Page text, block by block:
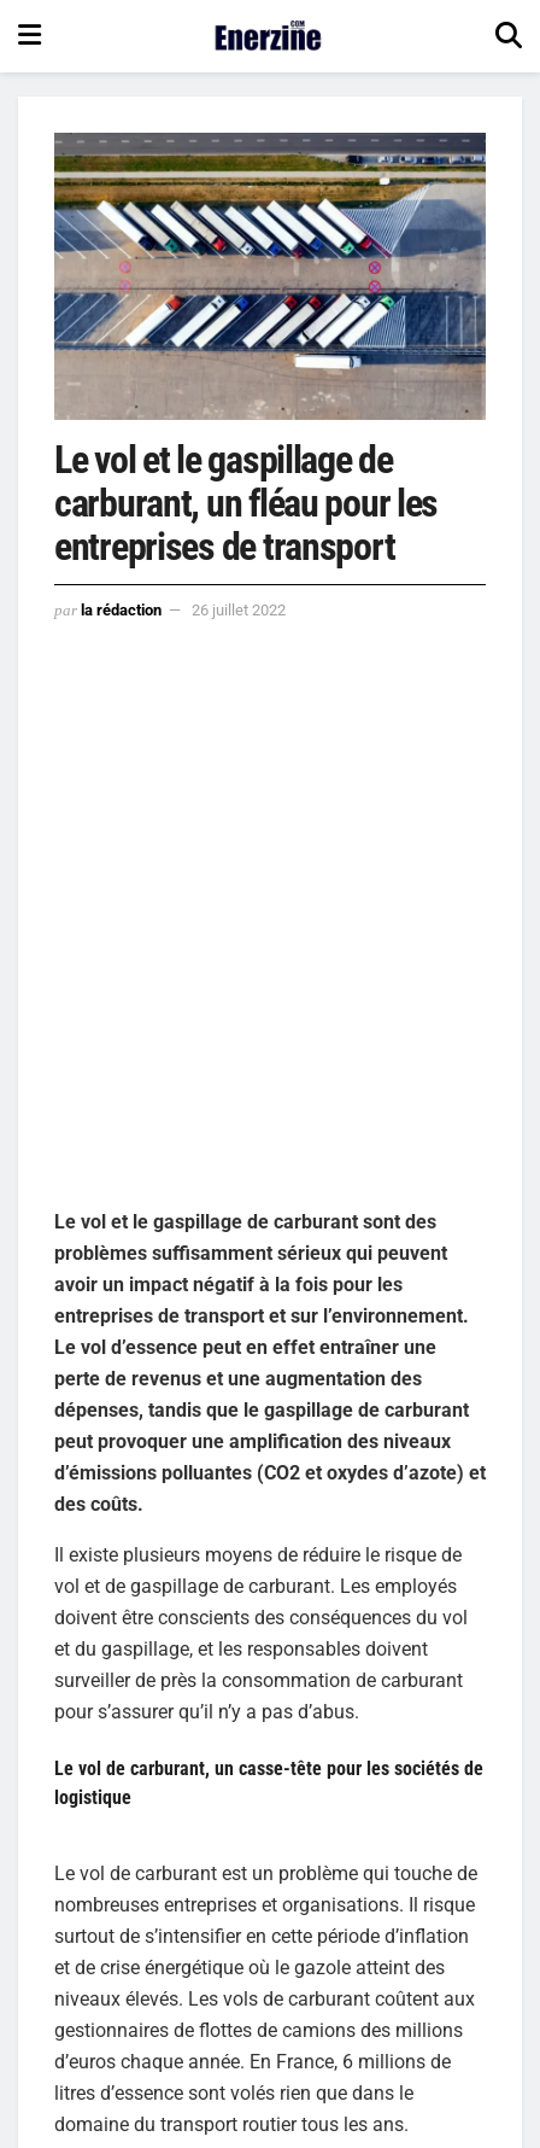
Le vol et le gaspillage de
carburant, un fléau pour les
entreprises de transport
par la rédaction 26 juillet 2022
Le vol et le gaspillage de carburant sont des
problèmes suffisamment sérieux qui peuvent
avoir un impact négatif à la fois pour les
entreprises de transport et sur l’environnement.
Le vol d’essence peut en effet entraîner une
perte de revenus et une augmentation des
dépenses, tandis que le gaspillage de carburant
peut provoquer une amplification des niveaux
d’émissions polluantes (CO2 et oxydes d’azote) et
des coûts.
Il existe plusieurs moyens de réduire le risque de
vol et de gaspillage de carburant. Les employés
doivent être conscients des conséquences du vol
et du gaspillage, et les responsables doivent
surveiller de près la consommation de carburant
pour s’assurer qu’il n’y a pas d’abus.
Le vol de carburant, un casse-tête pour les sociétés de
logistique
Le vol de carburant est un problème qui touche de
nombreuses entreprises et organisations. Il risque
surtout de s’intensifier en cette période d’inflation
et de crise énergétique où le gazole atteint des
niveaux élevés. Les vols de carburant coûtent aux
gestionnaires de flottes de camions des millions
d’euros chaque année. En France, 6 millions de
litres d’essence sont volés rien que dans le
domaine du transport routier tous les ans.